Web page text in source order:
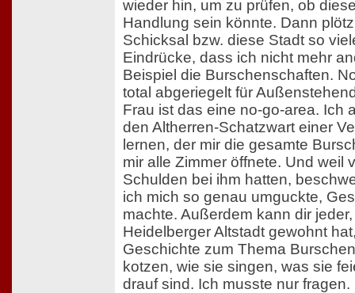
wieder hin, um zu prüfen, ob
Handlung sein könnte. Dann
Schicksal bzw. diese Stadt so
Eindrücke, dass ich nicht mehr
Beispiel die Burschenschaften.
total abgeriegelt für
Frau ist das eine no-go-area. Ich
den Altherren-Schatzwart einer
lernen, der mir die gesamte
mir alle Zimmer öffnete. Und weil
Schulden bei ihm hatten,
ich mich so genau umguckte,
machte. Außerdem kann dir
Heidelberger Altstadt gewohnt
Geschichte zum Thema
kotzen, wie sie singen, was sie
drauf sind. Ich musste nur fragen.